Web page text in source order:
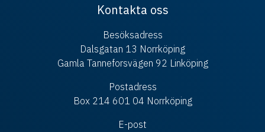
Kontakta oss
Besöksadress
Dalsgatan 13 Norrköping
Gamla Tanneforsvägen 92 Linköping
Postadress
Box 214 601 04 Norrköping
E-post